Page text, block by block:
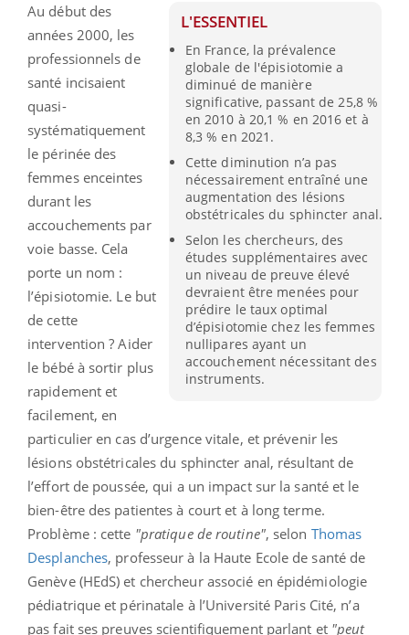
L'ESSENTIEL
En France, la prévalence
globale de l'épisiotomie a
diminué de manière
significative, passant de 25,8 %
en 2010 à 20,1 % en 2016 et à
8,3 % en 2021.
Cette diminution n’a pas
nécessairement entraîné une
augmentation des lésions
obstétricales du sphincter anal.
Selon les chercheurs, des
études supplémentaires avec
un niveau de preuve élevé
devraient être menées pour
prédire le taux optimal
d’épisiotomie chez les femmes
nullipares ayant un
accouchement nécessitant des
instruments.
Au début des
années 2000, les
professionnels de
santé incisaient
quasi-
systématiquement
le périnée des
femmes enceintes
durant les
accouchements par
voie basse. Cela
porte un nom :
l’épisiotomie. Le but
de cette
intervention ? Aider
le bébé à sortir plus
rapidement et
facilement, en
particulier en cas d’urgence vitale, et prévenir les
lésions obstétricales du sphincter anal, résultant de
l’effort de poussée, qui a un impact sur la santé et le
bien-être des patientes à court et à long terme.
Problème : cette "pratique de routine", selon Thomas
Desplanches, professeur à la Haute Ecole de santé de
Genève (HEdS) et chercheur associé en épidémiologie
pédiatrique et périnatale à l’Université Paris Cité, n’a
pas fait ses preuves scientifiquement parlant et"peut